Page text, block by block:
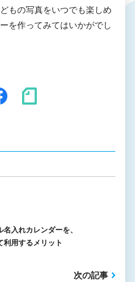
もの写真をいつでも楽しめ
を作ってみてはいかがでし
入れカレンダーを、
利用するメリット
次の記事